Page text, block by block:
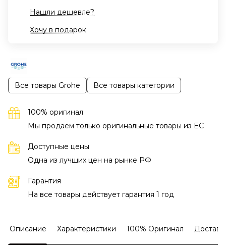
Нашли дешевле?
Хочу в подарок
Все товары Grohe Все товары категории
100% оригинал
Мы продаем только оригинальные товары из EC
Доступные цены
Одна из лучших цен на рынке РФ
Гарантия
На все товары действует гарантия 1 год
Описание Характеристики 100% Оригинал